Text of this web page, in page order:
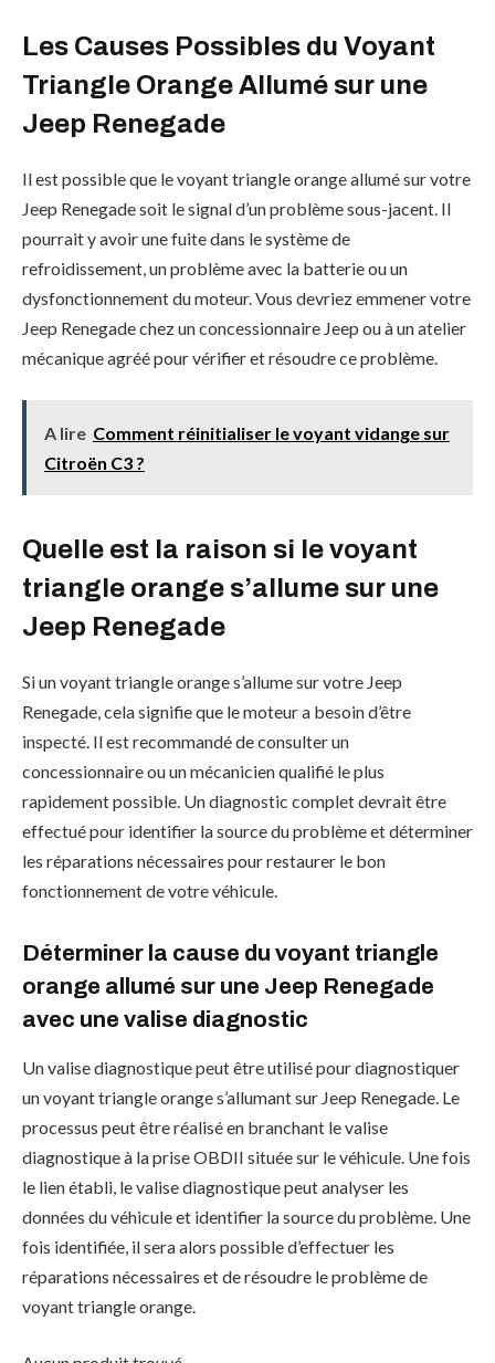
Les Causes Possibles du Voyant
Triangle Orange Allumé sur une
Jeep Renegade
Il est possible que le voyant triangle orange allumé sur votre
Jeep Renegade soit le signal d’un problème sous-jacent. Il
pourrait y avoir une fuite dans le système de
refroidissement, un problème avec la batterie ou un
dysfonctionnement du moteur. Vous devriez emmener votre
Jeep Renegade chez un concessionnaire Jeep ou à un atelier
mécanique agréé pour vérifier et résoudre ce problème.
A lire Comment réinitialiser le voyant vidange sur
Citroën C3 ?
Quelle est la raison si le voyant
triangle orange s’allume sur une
Jeep Renegade
Si un voyant triangle orange s’allume sur votre Jeep
Renegade, cela signifie que le moteur a besoin d’être
inspecté. Il est recommandé de consulter un
concessionnaire ou un mécanicien qualifié le plus
rapidement possible. Un diagnostic complet devrait être
effectué pour identifier la source du problème et déterminer
les réparations nécessaires pour restaurer le bon
fonctionnement de votre véhicule.
Déterminer la cause du voyant triangle
orange allumé sur une Jeep Renegade
avec une valise diagnostic
Un valise diagnostique peut être utilisé pour diagnostiquer
un voyant triangle orange s’allumant sur Jeep Renegade. Le
processus peut être réalisé en branchant le valise
diagnostique à la prise OBDII située sur le véhicule. Une fois
le lien établi, le valise diagnostique peut analyser les
données du véhicule et identifier la source du problème. Une
fois identifiée, il sera alors possible d’effectuer les
réparations nécessaires et de résoudre le problème de
voyant triangle orange.